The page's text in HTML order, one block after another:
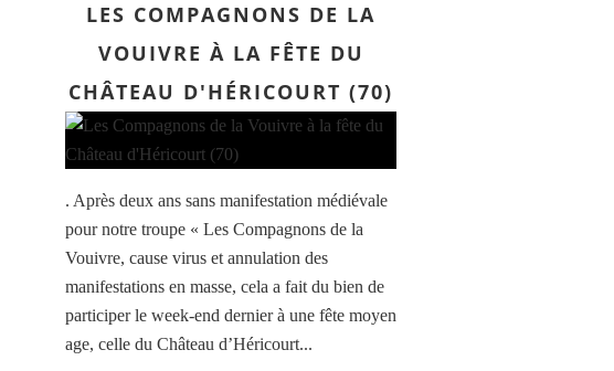
LES COMPAGNONS DE LA
VOUIVRE À LA FÊTE DU
CHÂTEAU D'HÉRICOURT (70)
. Après deux ans sans manifestation médiévale
pour notre troupe « Les Compagnons de la
Vouivre, cause virus et annulation des
manifestations en masse, cela a fait du bien de
participer le week-end dernier à une fête moyen
age, celle du Château d’Héricourt...